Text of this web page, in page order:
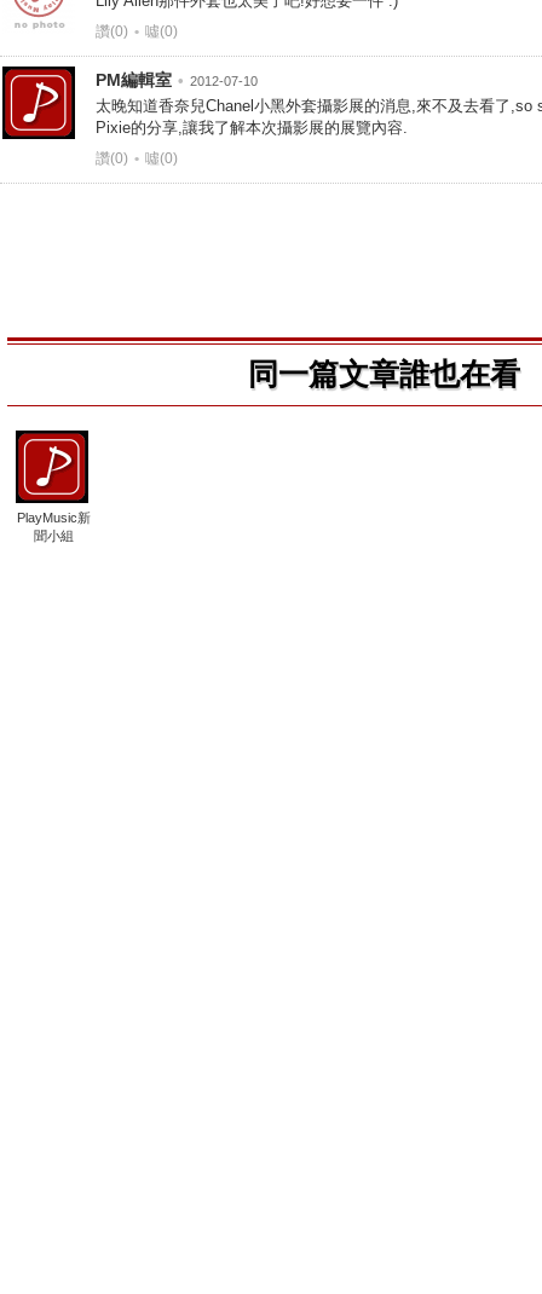
讚(0) • 噓(0)
PM編輯室 • 2012-07-10
太晚知道香奈兒Chanel小黑外套攝影展的消息,來不及去看了,so
Pixie的分享,讓我了解本次攝影展的展覽內容.
讚(0) • 噓(0)
同一篇文章誰也在看
PlayMusic新
聞小組